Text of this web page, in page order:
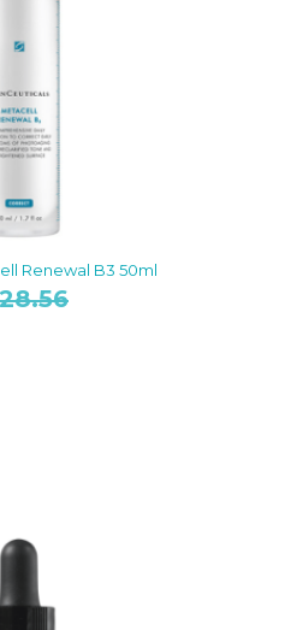
Renewal B3 50ml